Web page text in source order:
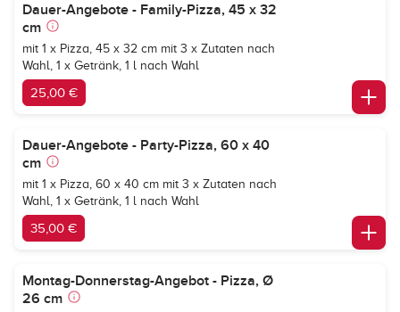
Dauer-Angebote - Family-Pizza, 45 x 32
cm
mit 1 x Pizza, 45 x 32 cm mit 3 x Zutaten nach
Wahl, 1 x Getränk, 1 l nach Wahl
25,00 €
Dauer-Angebote - Party-Pizza, 60 x 40
cm
mit 1 x Pizza, 60 x 40 cm mit 3 x Zutaten nach
Wahl, 1 x Getränk, 1 l nach Wahl
35,00 €
Montag-Donnerstag-Angebot - Pizza, Ø
26 cm